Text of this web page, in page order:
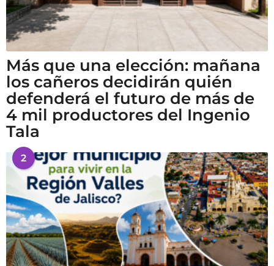
Más que una elección: mañana
los cañeros decidirán quién
defenderá el futuro de más de
4 mil productores del Ingenio
Tala
2